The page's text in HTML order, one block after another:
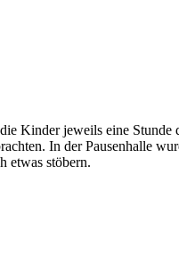
Kinder jeweils eine
In der Pausenhalle
etwas stöbern.